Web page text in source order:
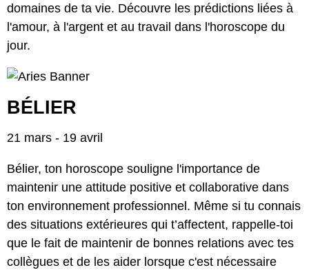
domaines de ta vie. Découvre les prédictions liées à
l'amour, à l'argent et au travail dans l'horoscope du
jour.
BÉLIER
21 mars - 19 avril
Bélier, ton horoscope souligne l'importance de
maintenir une attitude positive et collaborative dans
ton environnement professionnel. Même si tu connais
des situations extérieures qui t’affectent, rappelle-toi
que le fait de maintenir de bonnes relations avec tes
collègues et de les aider lorsque c'est nécessaire